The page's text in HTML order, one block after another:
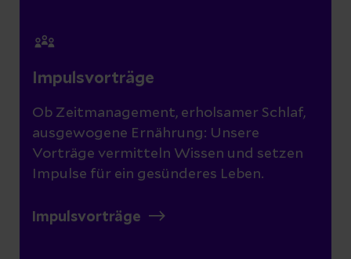
Impulsvorträge
Ob Zeitmanagement, erholsamer Schlaf,
ausgewogene Ernährung: Unsere
Vorträge vermitteln Wissen und setzen
Impulse für ein gesünderes Leben.
Impulsvorträge